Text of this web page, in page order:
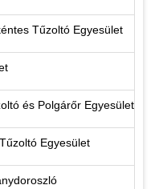
Tűzoltó Egyesület
és Polgárőr Egyesülete
Egyesület